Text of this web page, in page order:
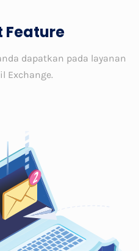
Feature
dapatkan pada layanan
Exchange.